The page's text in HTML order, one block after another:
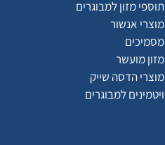
תוספי מזון למבוגרים
מוצרי אנשור
מסמיכים
מזון מועשר
מוצרי הדסה שייק
ויטמינים למבוגרים